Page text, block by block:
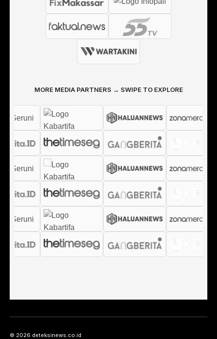
MORE MEDIA PARTNERS → SWIPE TO EXPLORE
© 2026 deteksinews.co.id